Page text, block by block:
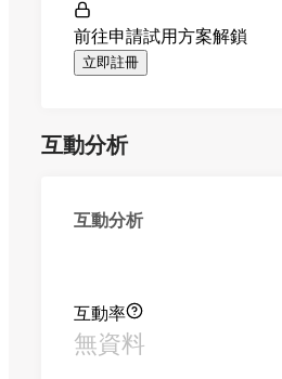
前往申請試用方案解鎖
立即註冊
互動分析
互動分析
互動率
無資料